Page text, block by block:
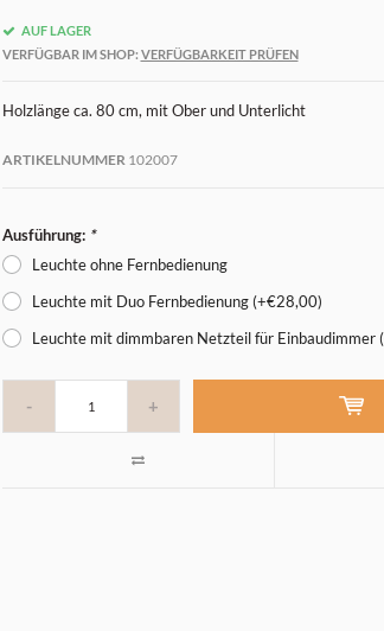
AUF LAGER
VERFÜGBAR IM SHOP: VERFÜGBARKEIT PRÜFEN
Holzlänge ca. 80 cm, mit Ober und Unterlicht
ARTIKELNUMMER 102007
Ausführung: *
Leuchte ohne Fernbedienung
Leuchte mit Duo Fernbedienung (+€28,00)
Leuchte mit dimmbaren Netzteil für Einbaudimmer
- +